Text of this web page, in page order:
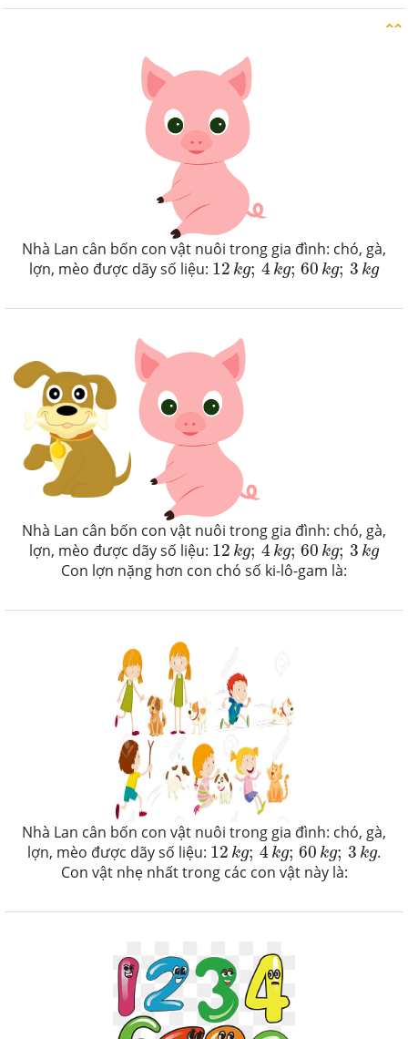
Nhà Lan cân bốn con vật nuôi trong gia đình: chó, gà,
lợn, mèo được dãy số liệu: 12 kg; 4 kg; 60 kg; 3 kg
12kg;4kg;60kg;3kg
Nhà Lan cân bốn con vật nuôi trong gia đình: chó, gà,
lợn, mèo được dãy số liệu: 12 kg; 4 kg; 60 kg; 3 kg
12kg;4kg;60kg;3kg
Con lợn nặng hơn con chó số ki-lô-gam là:
Nhà Lan cân bốn con vật nuôi trong gia đình: chó, gà,
lợn, mèo được dãy số liệu: 12 kg; 4 kg; 60 kg; 3 kg
12kg;4kg;60kg;3kg
.
Con vật nhẹ nhất trong các con vật này là: